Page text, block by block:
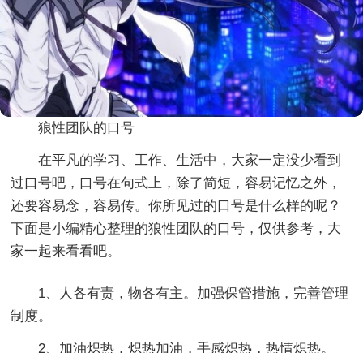
狼性团队的口号
在平凡的学习、工作、生活中，大家一定没少看到
过口号吧，口号在句式上，除了简短，容易记忆之外，
还要容易念，容易传。你所见过的口号是什么样的呢？
下面是小编精心整理的狼性团队的口号，仅供参考，大
家一起来看看吧。
1、人各有责，物各有主。加强保管措施，完善管理
制度。
2、加油炽热，炽热加油，手感炽热，热情炽热。